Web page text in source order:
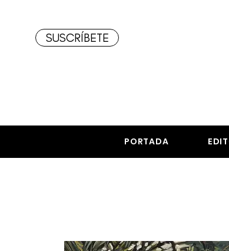
SUSCRÍBETE
PORTADA